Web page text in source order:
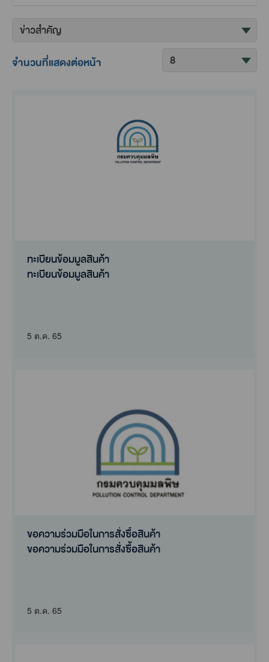
จัด
จำนวนที่แสดงต่อหน้า
ทะเบียนข้อมมูลสินค้า
ทะเบียนข้อมมูลสินค้า
5 ต.ค. 65
ขอความร่วมมือในการสั่งซื้อสินค้า
ขอความร่วมมือในการสั่งซื้อสินค้า
5 ต.ค. 65